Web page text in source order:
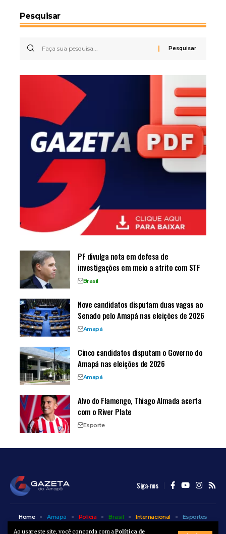
Ao usar este site, você concorda com aPolítica de
Pesquisar
PF divulga nota em defesa de
investigações em meio a atrito com STF
Brasil
Nove candidatos disputam duas vagas ao
Senado pelo Amapá nas eleições de 2026
Amapá
Cinco candidatos disputam o Governo do
Amapá nas eleições de 2026
Amapá
Alvo do Flamengo, Thiago Almada acerta
com o River Plate
Esporte
Siga-nos
Home Amapá Polícia Brasil Internacional
Esportes
Entretenimento